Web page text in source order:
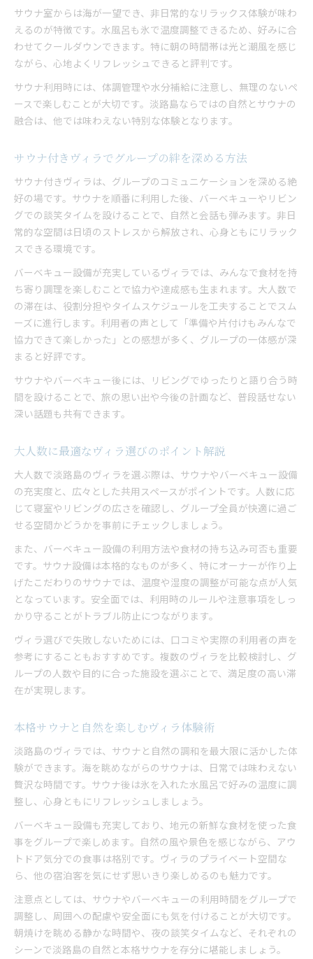
ヴィラで迎える朝焼けの癒やし時間を堪能
自然の中でヴィラ滞在を満喫する過ごし方
淡路島ヴィラで感じる美しい朝焼けの魅力
サウナ後の朝焼け体験が心に残る理由とは
大人数旅行で味わう自然空間の癒やし体験
サウナ室からは海が一望でき、非日常的なリラックス体験が味わ
えるのが特徴です。水風呂も氷で温度調整できるため、好みに合
わせてクールダウンできます。特に朝の時間帯は光と潮風を感じ
ながら、心地よくリフレッシュできると評判です。
サウナ利用時には、体調管理や水分補給に注意し、無理のないペ
ースで楽しむことが大切です。淡路島ならではの自然とサウナの
融合は、他では味わえない特別な体験となります。
サウナ付きヴィラでグループの絆を深める方法
サウナ付きヴィラは、グループのコミュニケーションを深める絶
好の場です。サウナを順番に利用した後、バーベキューやリビン
グでの談笑タイムを設けることで、自然と会話も弾みます。非日
常的な空間は日頃のストレスから解放され、心身ともにリラック
スできる環境です。
バーベキュー設備が充実しているヴィラでは、みんなで食材を持
ち寄り調理を楽しむことで協力や達成感も生まれます。大人数で
の滞在は、役割分担やタイムスケジュールを工夫することでスム
ーズに進行します。利用者の声として「準備や片付けもみんなで
協力できて楽しかった」との感想が多く、グループの一体感が深
まると好評です。
サウナやバーベキュー後には、リビングでゆったりと語り合う時
間を設けることで、旅の思い出や今後の計画など、普段話せない
深い話題も共有できます。
大人数に最適なヴィラ選びのポイント解説
大人数で淡路島のヴィラを選ぶ際は、サウナやバーベキュー設備
の充実度と、広々とした共用スペースがポイントです。人数に応
じて寝室やリビングの広さを確認し、グループ全員が快適に過ご
せる空間かどうかを事前にチェックしましょう。
また、バーベキュー設備の利用方法や食材の持ち込み可否も重要
です。サウナ設備は本格的なものが多く、特にオーナーが作り上
げたこだわりのサウナでは、温度や湿度の調整が可能な点が人気
となっています。安全面では、利用時のルールや注意事項をしっ
かり守ることがトラブル防止につながります。
ヴィラ選びで失敗しないためには、口コミや実際の利用者の声を
参考にすることもおすすめです。複数のヴィラを比較検討し、グ
ループの人数や目的に合った施設を選ぶことで、満足度の高い滞
在が実現します。
本格サウナと自然を楽しむヴィラ体験術
淡路島のヴィラでは、サウナと自然の調和を最大限に活かした体
験ができます。海を眺めながらのサウナは、日常では味わえない
贅沢な時間です。サウナ後は氷を入れた水風呂で好みの温度に調
整し、心身ともにリフレッシュしましょう。
バーベキュー設備も充実しており、地元の新鮮な食材を使った食
事をグループで楽しめます。自然の風や景色を感じながら、アウ
トドア気分での食事は格別です。ヴィラのプライベート空間な
ら、他の宿泊客を気にせず思いきり楽しめるのも魅力です。
注意点としては、サウナやバーベキューの利用時間をグループで
調整し、周囲への配慮や安全面にも気を付けることが大切です。
朝焼けを眺める静かな時間や、夜の談笑タイムなど、それぞれの
シーンで淡路島の自然と本格サウナを存分に堪能しましょう。